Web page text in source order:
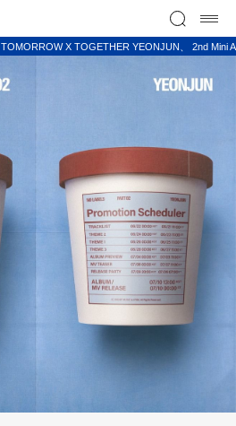
TOMORROW X TOGETHER YEONJUN、 2nd Mini